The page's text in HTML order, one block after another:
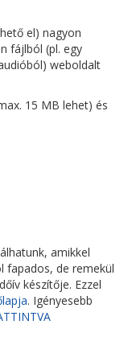
el) nagyon
fájlból (pl. egy
weboldalt
15 MB lehet) és
amikkel
fapados, de remekül
készítője. Ezzel
. Igényesebb